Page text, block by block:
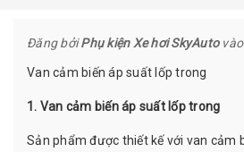
Đăng bởiPhụ kiện Xe hơi SkyAutovào
Van cảm biến áp suất lốp trong
1. Van cảm biến áp suất lốp trong
Sản phẩm được thiết kế với van cảm